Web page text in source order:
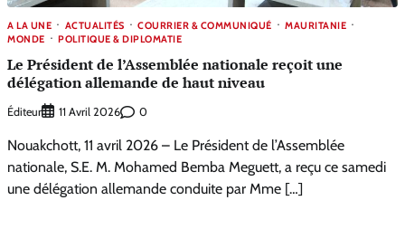
A LA UNE ACTUALITÉS COURRIER & COMMUNIQUÉ
MAURITANIE
MONDE
POLITIQUE & DIPLOMATIE
Le Président de l’Assemblée nationale reçoit une
délégation allemande de haut niveau
Éditeur 11 Avril 2026 0
Nouakchott, 11 avril 2026 – Le Président de l’Assemblée
nationale, S.E. M. Mohamed Bemba Meguett, a reçu ce samedi
une délégation allemande conduite par Mme […]